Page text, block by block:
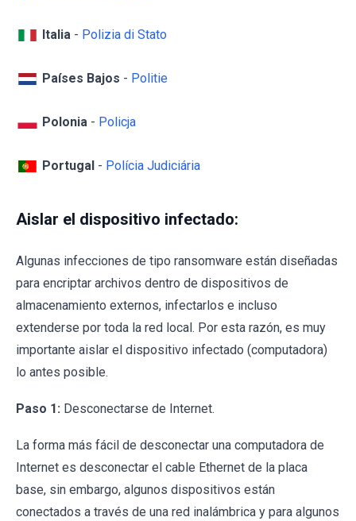
Italia - Polizia di Stato
Países Bajos - Politie
Polonia - Policja
Portugal - Polícia Judiciária
Aislar el dispositivo infectado:
Algunas infecciones de tipo ransomware están diseñadas
para encriptar archivos dentro de dispositivos de
almacenamiento externos, infectarlos e incluso
extenderse por toda la red local. Por esta razón, es muy
importante aislar el dispositivo infectado (computadora)
lo antes posible.
Paso 1: Desconectarse de Internet.
La forma más fácil de desconectar una computadora de
Internet es desconectar el cable Ethernet de la placa
base, sin embargo, algunos dispositivos están
conectados a través de una red inalámbrica y para algunos